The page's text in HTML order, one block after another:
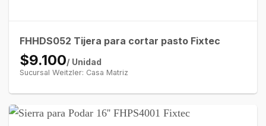
FHHDS052 Tijera para cortar pasto Fixtec
$9.100/ Unidad
Sucursal Weitzler: Casa Matriz